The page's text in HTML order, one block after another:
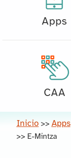
Apps
CAA
Inicio >> Apps
>> E-Mintza